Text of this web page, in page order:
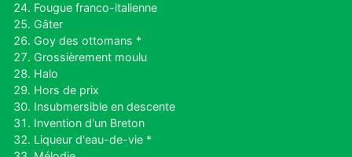
Fougue franco-italienne
Gâter
Goy des ottomans *
Grossièrement moulu
Halo
Hors de prix
Insubmersible en descente
Invention d'un Breton
Liqueur d'eau-de-vie *